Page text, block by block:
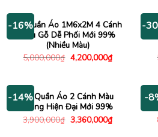
7,800,000₫.
-16%
Tủ Quần Áo 1M6x2M 4 Cánh
Màu Gỗ Dễ Phối Mới 99%
(Nhiều Màu)
5,000,000₫ Giá
gốc
4,200,000₫Giá
hiện
4,200,000₫.
-
-14%Tủ Quần Áo 2 Cánh Màu
Trắng Hiện Đại Mới 99%
3,900,000₫ Giá
gốc
3,360,000₫Giá
hiện
-